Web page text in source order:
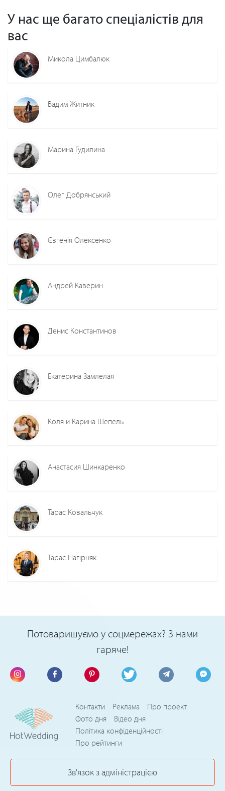
У нас ще багато спеціалістів для
вас
Микола Цимбалюк
Вадим Житник
Марина Гудилина
Олег Добрянський
Євгенія Олексенко
Андрей Каверин
Денис Константинов
Екатерина Замлелая
Коля и Карина Шепель
Анастасия Шинкаренко
Тарас Ковальчук
Тарас Нагірняк
Потоваришуємо у соцмережах? З нами
гаряче!
Контакти Реклама
Про проект
Фото дня
Відео дня
Політика конфіденційності
Про рейтинги
Зв'язок з адміністрацією